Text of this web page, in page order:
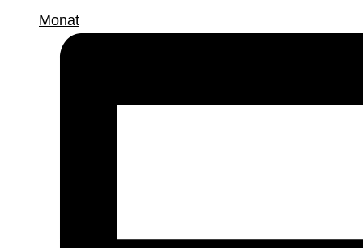
Monat